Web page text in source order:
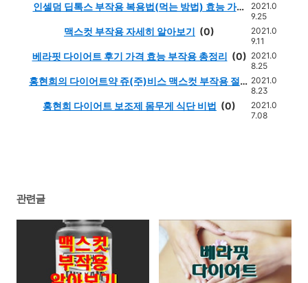
인셀덤 딥톡스 부작용 복용법(먹는 방법) 효능 가격
2021.0
9.25
맥스컷 부작용 자세히 알아보기 (0)
2021.0
9.11
베라핏 다이어트 후기 가격 효능 부작용 총정리 (0) 2021.0
8.25
홍현희의 다이어트약 쥬(주)비스 맥스컷 부작용 절대 2021.0
8.23
홍현희 다이어트 보조제 몸무게 식단 비법 (0)
2021.0
7.08
관련글